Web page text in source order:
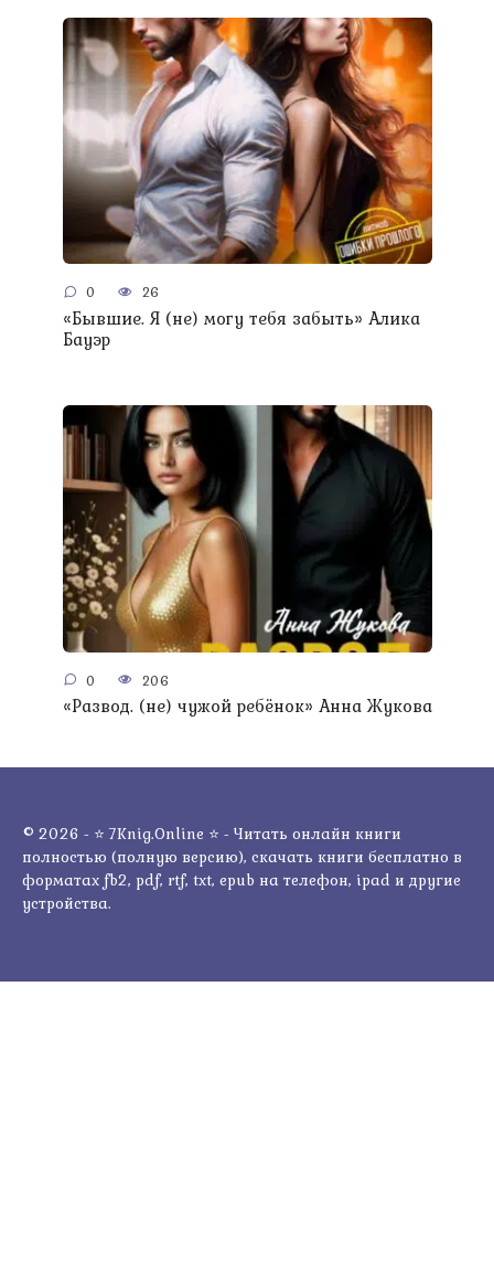
0 26
«Бывшие. Я (не) могу тебя забыть» Алика
Бауэр
0 206
«Развод. (не) чужой ребёнок» Анна Жукова
© 2026 - ⭐ 7Knig.Online ⭐ - Читать онлайн книги
полностью (полную версию), скачать книги бесплатно в
форматах fb2, pdf, rtf, txt, epub на телефон, ipad и другие
устройства.